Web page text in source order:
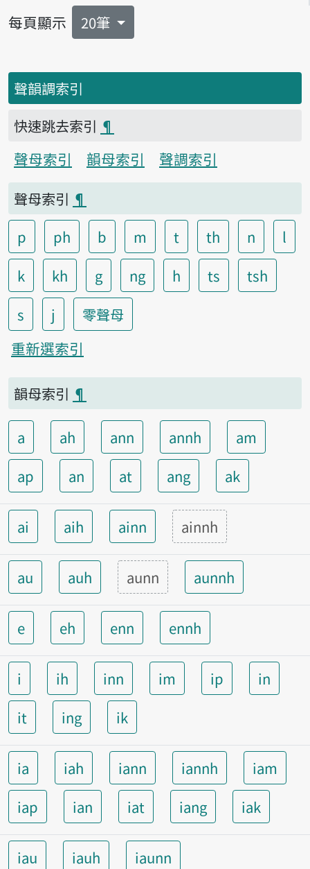
每頁顯示 20筆
聲韻調索引
快速跳去索引 ¶
聲母索引
韻母索引
聲調索引
聲母索引 ¶
p
ph b m t th n
l
k
kh g ng h ts
tsh
s
j
零聲母
重新選索引
韻母索引 ¶
a ah ann annh
am
ap
an at ang ak
ai aih ainn ainnh
au auh aunn aunnh
e eh enn ennh
i ih inn im ip
in
it
ing ik
ia iah iann iannh
iam
iap
ian iat iang iak
iau iauh iaunn